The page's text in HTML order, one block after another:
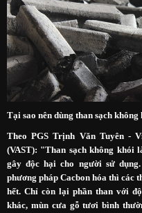
Tại sao nên dùng than sạch
Theo PGS Trịnh Văn Tuyên -
(VAST): "Than sạch không khói
gây độc hại cho người sử
phương pháp Cacbon hóa thì các
hết. Chỉ còn lại phần than với
khác, mùn cưa gỗ tươi bình